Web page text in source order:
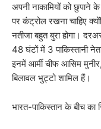
अपनी नाकामियों को छुपाने
पर कंट्रोल रखना चाहिए
नतीजा बहुत बुरा होगा।
48 घंटों में 3 पाकिस्तानी
इनमें आर्मी चीफ आसिम
बिलावल भुट्टो शामिल हैं।
भारत-पाकिस्तान के बीच